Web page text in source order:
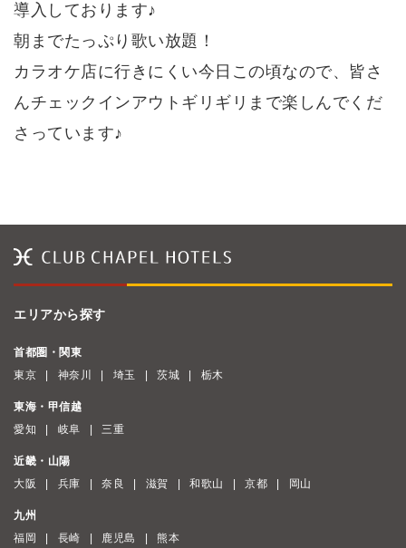
導入しております♪
朝までたっぷり歌い放題！
カラオケ店に行きにくい今日この頃なので、皆さ
んチェックインアウトギリギリまで楽しんでくだ
さっています♪
エリアから探す
首都圏・関東
東京
神奈川 埼玉 茨城 栃木
東海・甲信越
愛知
岐阜 三重
近畿・山陽
大阪
兵庫 奈良 滋賀 和歌山 京都 岡山
九州
福岡
長崎 鹿児島 熊本